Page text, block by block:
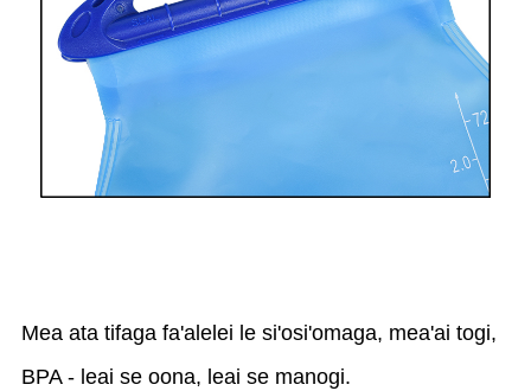
Mea ata tifaga fa'alelei le si'osi'omaga, mea'ai togi,
BPA - leai se oona, leai se manogi.